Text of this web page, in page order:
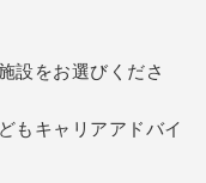
設をお選びくださ
もキャリアアドバイ